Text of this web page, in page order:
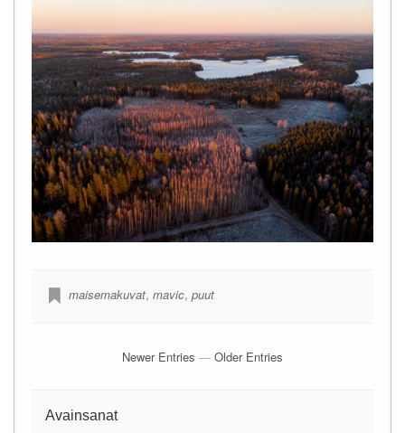
maisemakuvat, mavic, puut
Newer Entries — Older Entries
Avainsanat